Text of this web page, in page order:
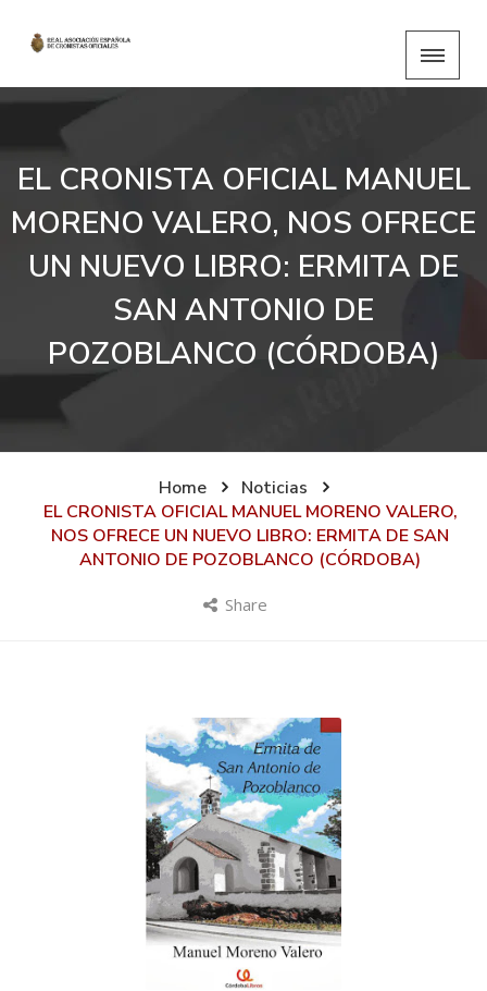
EL CRONISTA OFICIAL MANUEL
MORENO VALERO, NOS OFRECE
UN NUEVO LIBRO: ERMITA DE
SAN ANTONIO DE
POZOBLANCO (CÓRDOBA)
Home
Noticias
EL CRONISTA OFICIAL MANUEL MORENO VALERO,
NOS OFRECE UN NUEVO LIBRO: ERMITA DE SAN
ANTONIO DE POZOBLANCO (CÓRDOBA)
Share